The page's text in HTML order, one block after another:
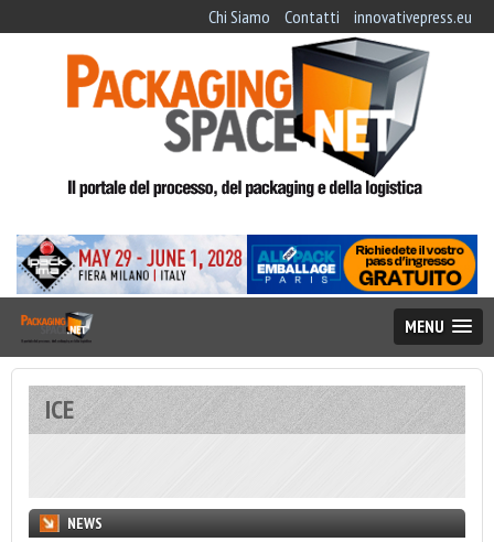
Chi Siamo Contatti innovativepress.eu
MENU
ICE
NEWS